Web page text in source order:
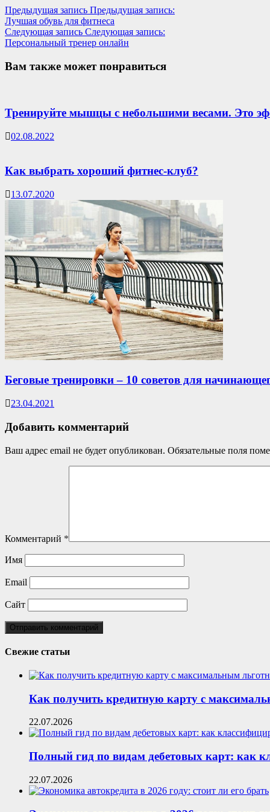
Предыдущая запись Предыдущая запись:
Лучшая обувь для фитнеса
Следующая запись Следующая запись:
Персональный тренер онлайн
Вам также может понравиться
Тренируйте мышцы с небольшими весами. Это
02.08.2022
Как выбрать хороший фитнес-клуб?
13.07.2020
Беговые тренировки – 10 советов для
23.04.2021
Добавить комментарий
Ваш адрес email не будет опубликован. Обязательные поля
Комментарий *
Имя
Email
Сайт
Свежие статьи
Как получить кредитную карту с
22.07.2026
Полный гид по видам дебетовых карт: как
22.07.2026